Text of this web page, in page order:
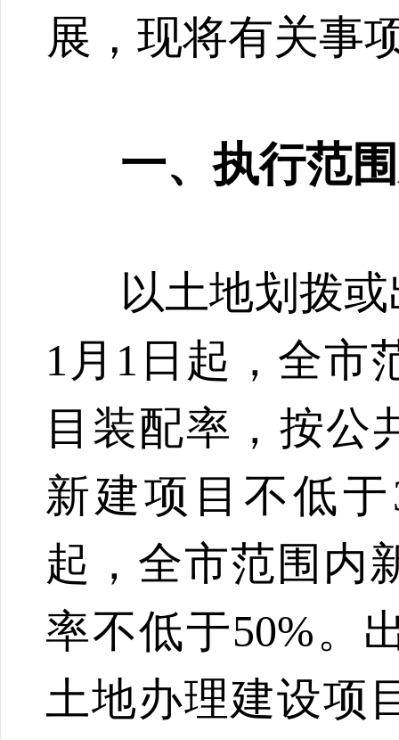
展，现将有关事
一、执行范
以土地划拨
1月1日起，全市
目装配率，按公
新建项目不低
起，全市范围内
率不低于50%。
土地办理建设项